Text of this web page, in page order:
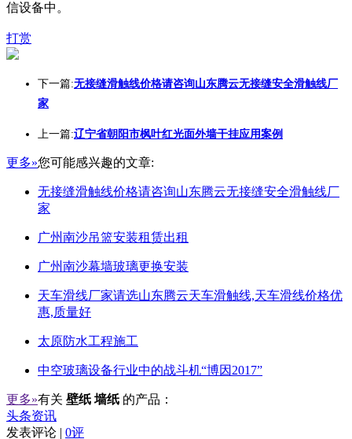
信设备中。
打赏
下一篇:无接缝滑触线价格请咨询山东腾云无接缝安全滑触线厂
家
上一篇:辽宁省朝阳市枫叶红光面外墙干挂应用案例
更多»您可能感兴趣的文章:
无接缝滑触线价格请咨询山东腾云无接缝安全滑触线厂
家
广州南沙吊篮安装租赁出租
广州南沙幕墙玻璃更换安装
天车滑线厂家请选山东腾云天车滑触线,天车滑线价格优
惠,质量好
太原防水工程施工
中空玻璃设备行业中的战斗机“博因2017”
更多»有关 壁纸 墙纸 的产品：
头条资讯
发表评论 | 0评